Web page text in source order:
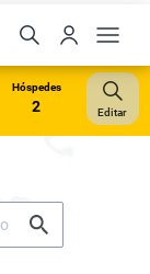
Hóspedes
2 Editar